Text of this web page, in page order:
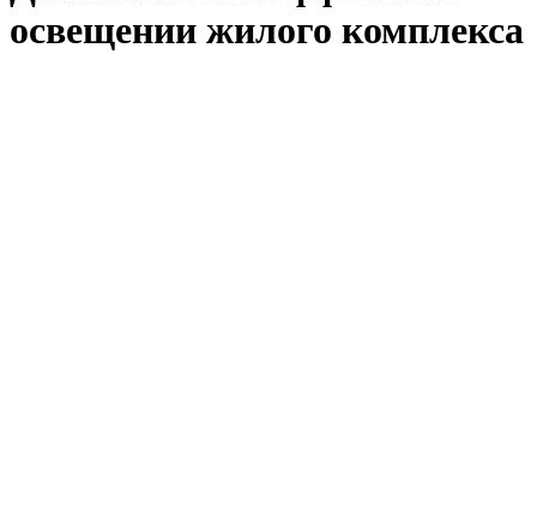
освещении жилого комплекса